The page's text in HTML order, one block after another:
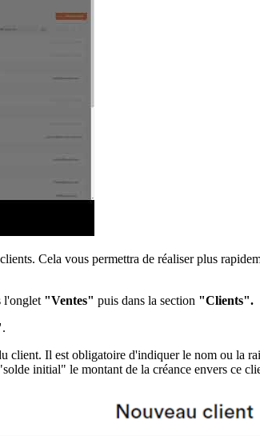
Cela vous permettra de réaliser plus
l'onglet "Ventes" puis dans la section "Clients".
.
client. Il est obligatoire d'indiquer le nom ou la
initial" le montant de la créance envers ce